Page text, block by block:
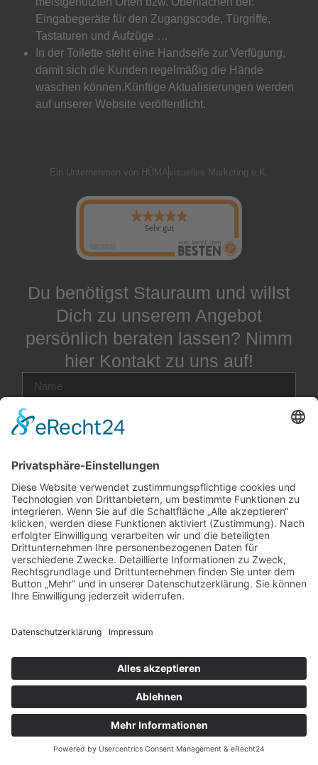
Eingabegeräte für den Zugangscode, Türgriffe,
Tastaturen und Aufzüge …
In der Toilette steht eine Handseife zur Verfügung,
damit sich die Kunden regelmäßig die Hände
waschen können.Künftige Aktualisierungen werden
auf unserer Website veröffentlicht.
Ein Unternehmen von HÜMAvisuelles Marketing e.K.
Sehr gut
08/2026
Du benötigst Stauraum und willst
Dich zu unserem Angebot
persönlich beraten lassen? Nimm
hier Kontakt zu uns auf!
Ja, ich habe die Datenschutzerklärung zur Kenntnis
mir angegebenen Daten elektronisch erhoben und
gespeichert werden. Meine Daten werden dabei nur
streng zweckgebunden zur Bearbeitung und
Beantwortung meiner Anfrage benutzt. Mit dem
Absenden des Kontaktformulars erkläre ich mich mit
der Verarbeitung einverstanden.